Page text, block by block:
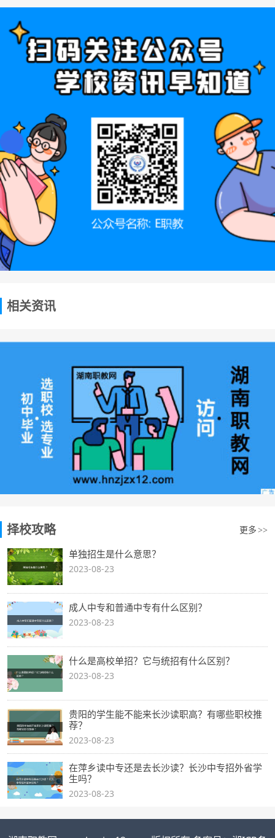
相关资讯
择校攻略 更多 >>
单独招生是什么意思？
2023-08-23
成人中专和普通中专有什么区别？
2023-08-23
什么是高校单招？它与统招有什么区别？
2023-08-23
贵阳的学生能不能来长沙读职高？有哪些职校推
荐？
2023-08-23
在萍乡读中专还是去长沙读？长沙中专招外省学
生吗？
2023-08-23